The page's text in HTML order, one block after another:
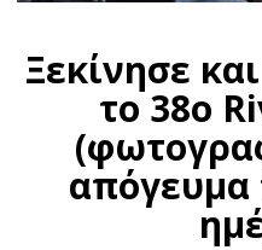
Ξεκίνησε
το 38ο
απόγευμα